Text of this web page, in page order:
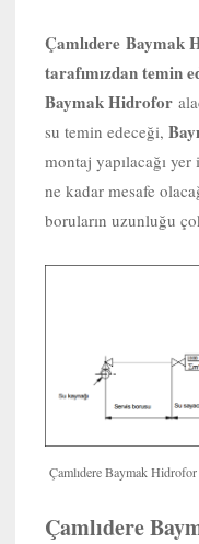
Çamlıdere Baymak
tarafımızdan temin
Baymak Hidrofor
su temin edeceği,
montaj yapılacağı
ne kadar mesafe
boruların uzunluğu
Çamlıdere Baymak
Çamlıdere